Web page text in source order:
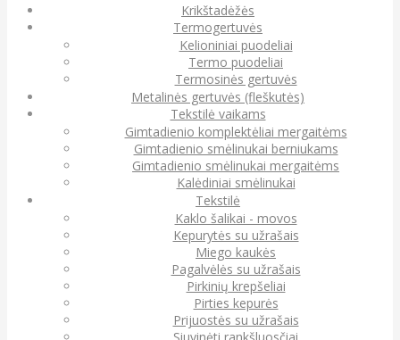
Krikštadėžės
Termogertuvės
Kelioniniai puodeliai
Termo puodeliai
Termosinės gertuvės
Metalinės gertuvės (fleškutės)
Tekstilė vaikams
Gimtadienio komplektėliai mergaitėms
Gimtadienio smėlinukai berniukams
Gimtadienio smėlinukai mergaitėms
Kalėdiniai smėlinukai
Tekstilė
Kaklo šalikai - movos
Kepurytės su užrašais
Miego kaukės
Pagalvėlės su užrašais
Pirkinių krepšeliai
Pirties kepurės
Prijuostės su užrašais
Siuvinėti rankšluosčiai